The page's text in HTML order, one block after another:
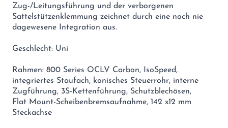
Zug-/Leitungsführung und der verborgenen
Sattelstützenklemmung zeichnet durch eine noch nie
dagewesene Integration aus.
Geschlecht: Uni
Rahmen: 800 Series OCLV Carbon, IsoSpeed,
integriertes Staufach, konisches Steuerrohr, interne
Zugführung, 3S-Kettenführung, Schutzblechösen,
Flat Mount-Scheibenbremsaufnahme, 142 x12 mm
Steckachse